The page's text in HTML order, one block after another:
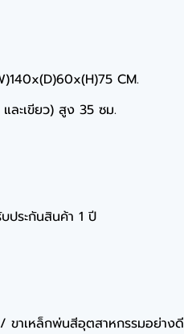
CM.
ละเขียว) สูง 35 ซม.
ประกันสินค้า 1 ปี
ขาเหล็กพ่นสีอุตสาหกรรมอย่างดี